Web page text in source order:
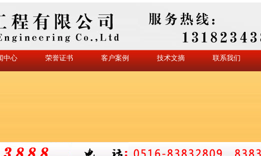
中心 荣誉证书 客户案例 技术文摘 联系我们